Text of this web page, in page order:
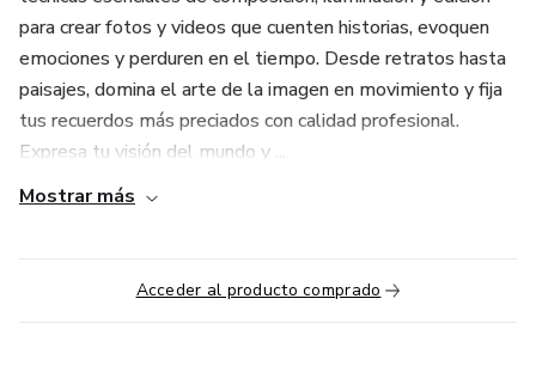
para crear fotos y videos que cuenten historias, evoquen
emociones y perduren en el tiempo. Desde retratos hasta
paisajes, domina el arte de la imagen en movimiento y fija
tus recuerdos más preciados con calidad profesional.
Expresa tu visión del mundo y ...
Mostrar más
Acceder al producto comprado